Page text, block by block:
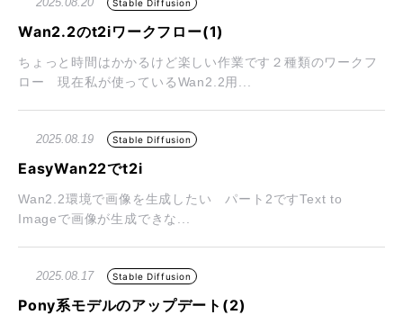
Stable Diffusion
Wan2.2のt2iワークフロー(1)
ちょっと時間はかかるけど楽しい作業です２種類のワークフ
ロー 現在私が使っているWan2.2用...
2025.08.19 Stable Diffusion
EasyWan22でt2i
Wan2.2環境で画像を生成したい パート2ですText to
Imageで画像が生成できな...
2025.08.17 Stable Diffusion
Pony系モデルのアップデート(2)